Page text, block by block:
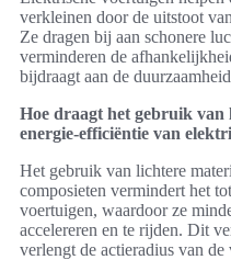
verkleinen door de uitstoot
Ze dragen bij aan schonere
verminderen de
bijdraagt aan de
Hoe draagt het gebruik
energie-efficiëntie van
Het gebruik van lichtere
composieten vermindert het
voertuigen, waardoor ze
accelereren en te rijden. Dit
verlengt de actieradius van de